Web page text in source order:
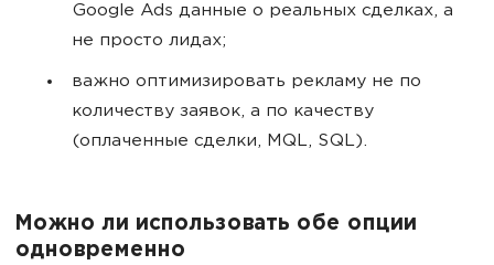
Google Ads данные о реальных сделках, а
не просто лидах;
важно оптимизировать рекламу не по
количеству заявок, а по качеству
(оплаченные сделки, MQL, SQL).
Можно ли использовать обе опции
одновременно